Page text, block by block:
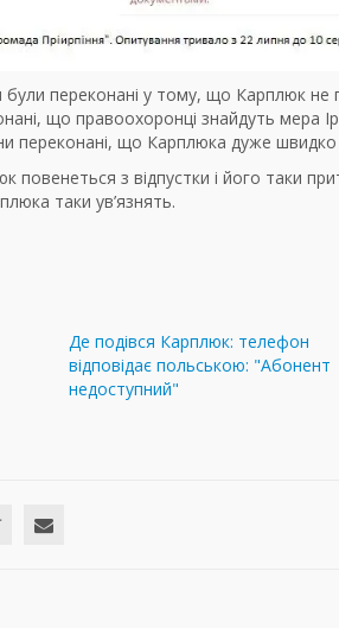
були переконані у тому, що Карплюк
що правоохоронці знайдуть мера
переконані, що Карплюка дуже швидко
з відпустки і його таки
таки ув’язнять.
Де подівся Карплюк: телефон
відповідає польською: "Абонент
недоступний"